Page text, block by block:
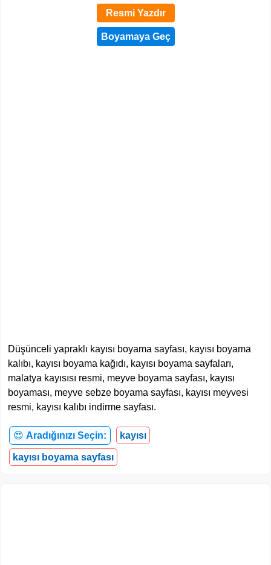
Resmi Yazdır
Düşünceli yapraklı kayısı boyama sayfası, kayısı boyama
kalıbı, kayısı boyama kağıdı, kayısı boyama sayfaları,
malatya kayısısı resmi, meyve boyama sayfası, kayısı
boyaması, meyve sebze boyama sayfası, kayısı meyvesi
resmi, kayısı kalıbı indirme sayfası.
😍 Aradığınızı Seçin: kayısı
kayısı boyama sayfası